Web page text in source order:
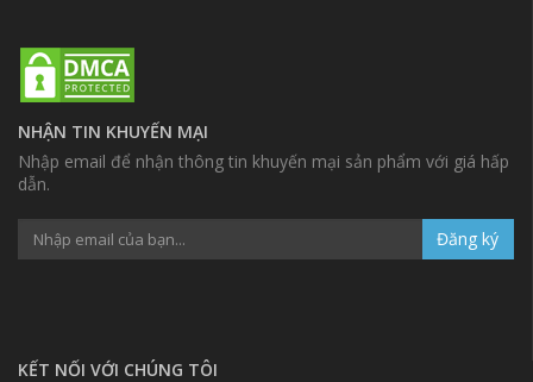
NHẬN TIN KHUYẾN MẠI
Nhập email để nhận thông tin khuyến mại sản phẩm với giá hấp
dẫn.
Đăng ký
KẾT NỐI VỚI CHÚNG TÔI